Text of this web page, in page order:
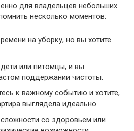
для владельцев небольших
несколько моментов:
на уборку, но вы хотите
дети или питомцы, и вы
поддержании чистоты.
к важному событию и хотите,
выглядела идеально.
сложности со здоровьем или